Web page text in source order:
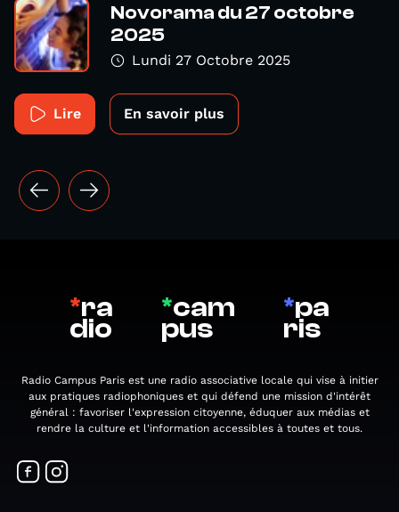
Novorama du 27 octobre
2025
Lundi 27 Octobre 2025
Lire En savoir plus
*ra
dio
*cam
pus
*pa
ris
Radio Campus Paris est une radio associative locale qui vise à initier
aux pratiques radiophoniques et qui défend une mission d'intérêt
général : favoriser l'expression citoyenne, éduquer aux médias et
rendre la culture et l'information accessibles à toutes et tous.